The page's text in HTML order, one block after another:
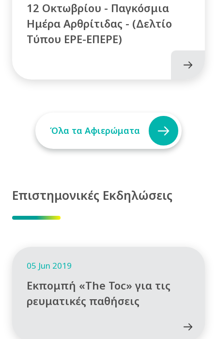
12 Οκτωβρίου - Παγκόσμια
Ημέρα Αρθρίτιδας - (Δελτίο
Τύπου ΕΡΕ-ΕΠΕΡΕ)
Όλα τα Αφιερώματα
Επιστημονικές Εκδηλώσεις
05 Jun 2019
Εκπομπή «The Toc» για τις
ρευματικές παθήσεις